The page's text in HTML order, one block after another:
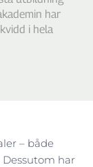
har
i hela
– både
har